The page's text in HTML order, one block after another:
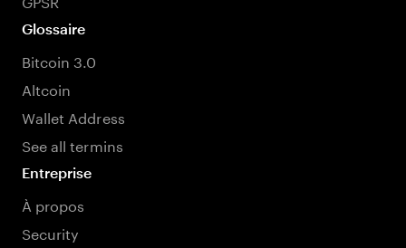
Glossaire
Bitcoin 3.0
Altcoin
Wallet Address
See all termins
Entreprise
À propos
Security